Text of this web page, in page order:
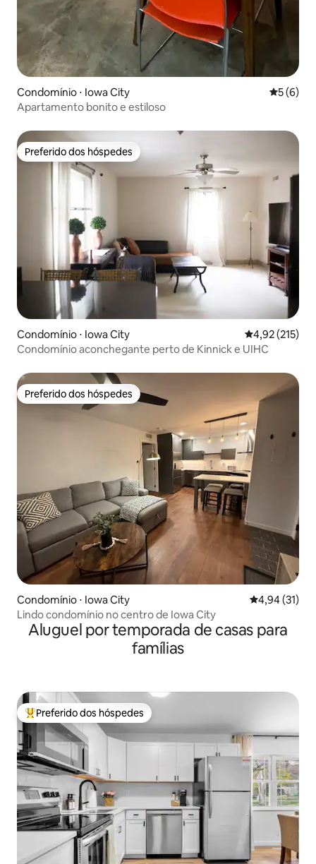
Condomínio ⋅ Iowa City 5 de
5 (6)
Apartamento bonito e estiloso
Preferido dos hóspedes
Preferido dos hóspedes
Condomínio ⋅ Iowa City 4,92 de uma
4,92 (215)
Condomínio aconchegante perto de Kinnick e UIHC
Preferido dos hóspedes
Preferido dos hóspedes
Condomínio ⋅ Iowa City 4,94 de uma
4,94 (31)
Lindo condomínio no centro de Iowa City
Aluguel por temporada de casas para
famílias
Entre os melhores preferidos dos hóspedes
Preferido dos hóspedes